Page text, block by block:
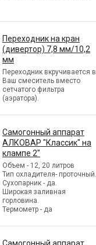
Переходник на кран
(дивертор) 7,8 мм/10,2
мм
Переходник вкручивается в
Ваш смеситель вместо
сетчатого фильтра
(аэратора).
Самогонный аппарат
АЛКОВАР "Классик" на
клампе 2"
Объем - 12, 20 литров
Тип охладителя- проточный.
Сухопарник - да.
Широкая заливная
горловина.
Термометр - да
Самогонный аппарат